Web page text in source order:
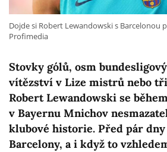
Stovky gólů, osm
vítězství v Lize mistrů nebo
Robert Lewandowski se
v Bayernu Mnichov
klubové historie. Před pár
Barcelony, a i když to
Dojde si Robert Lewandowski s Barcelonou
Profimedia